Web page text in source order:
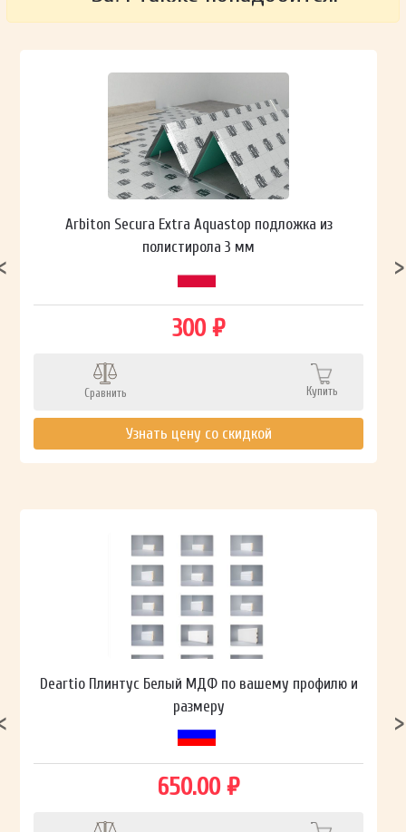
Arbiton Secura Extra Aquastop подложка из
полистирола 3 мм
300 ₽
Сравнить Купить
Узнать цену со скидкой
Deartio Плинтус Белый МДФ по вашему профилю и
размеру
650.00 ₽